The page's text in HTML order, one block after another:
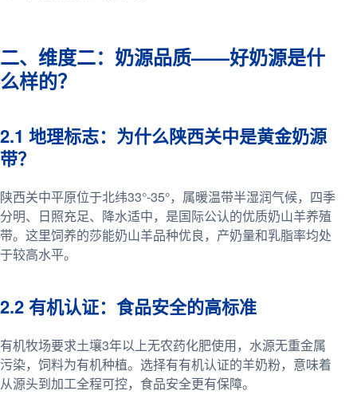
二、维度二：奶源品质——好奶源是什
么样的？
2.1 地理标志：为什么陕西关中是黄金奶源
带？
陕西关中平原位于北纬33°-35°，属暖温带半湿润气候，四季
分明、日照充足、降水适中，是国际公认的优质奶山羊养殖
带。这里饲养的莎能奶山羊品种优良，产奶量和乳脂率均处
于较高水平。
2.2 有机认证：食品安全的高标准
有机牧场要求土壤3年以上无农药化肥使用，水源无重金属
污染，饲料为有机种植。选择有有机认证的羊奶粉，意味着
从源头到加工全程可控，食品安全更有保障。